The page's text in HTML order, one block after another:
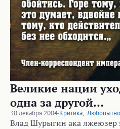
Великие нации
одна за другой…
30 декабря 2004·Критика,
Влад Шурыгин ака лжеюзер